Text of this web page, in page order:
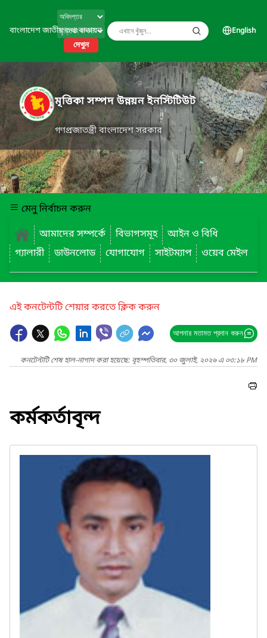
বাংলাদেশ জাতীয় তথ্য বাতায়ন
দেখুন
English
মৃত্তিকা সম্পদ উন্নয়ন ইনস্টিটিউট
গণপ্রজাতন্ত্রী বাংলাদেশ সরকার
মেনু নির্বাচন করুন
আমাদের সম্পর্কে
বিভাগসমূহ
আইন ও বিধি
গ্যালারী
ডাউনলোড যোগাযোগ সাইটম্যাপ ওয়েব মেইল
এই কনটেন্টটি শেয়ার করতে ক্লিক করুন
আপনার মতামত প্রদান করুন
কনটেন্টটি শেষ হাল-নাগাদ করা হয়েছে: বৃহস্পতিবার, ৩০ জুলাই, ২০২৬ এ ০৩:১৮ PM
কর্মকর্তাবৃন্দ